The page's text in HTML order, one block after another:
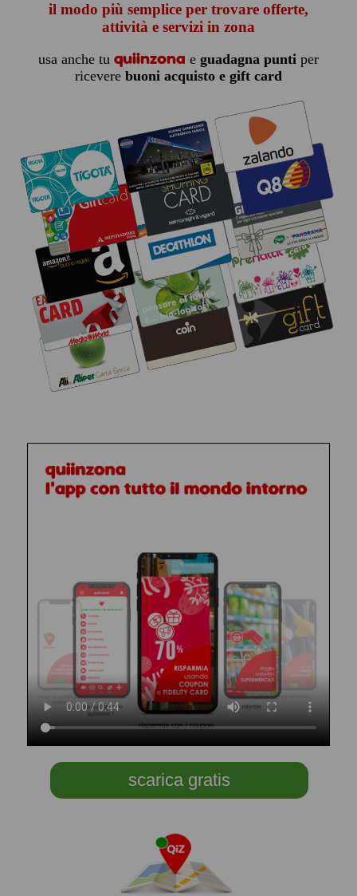
il modo più semplice per trovare offerte,
attività e servizi in zona
usa anche tu quiinzona e guadagna puntiper
ricevere buoni acquisto e gift card
scarica gratis